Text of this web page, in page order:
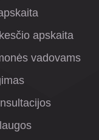
apskaita
vadovams